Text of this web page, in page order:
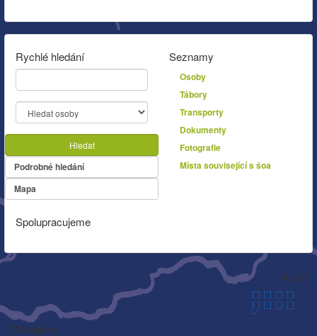
Rychlé hledání
Hledat
Podrobné hledání
Mapa
Seznamy
Osoby
Tábory
Transporty
Dokumenty
Fotografie
Místa související s šoa
Spolupracujeme
Autor
Děkujeme